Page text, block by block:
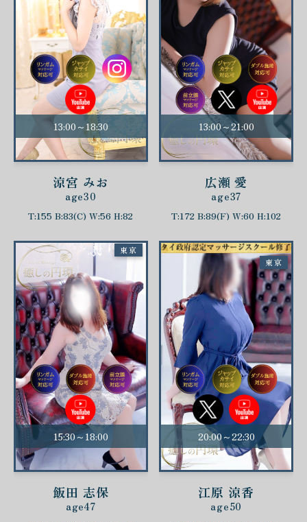
13:00～18:30
涼宮 みお
age30
T:155 B:83(C) W:56 H:82
13:00～21:00
広瀬 愛
age37
T:172 B:89(F) W:60 H:102
15:30～18:00
飯田 志保
age47
東京
20:00～22:30
江原 涼香
age50
東京